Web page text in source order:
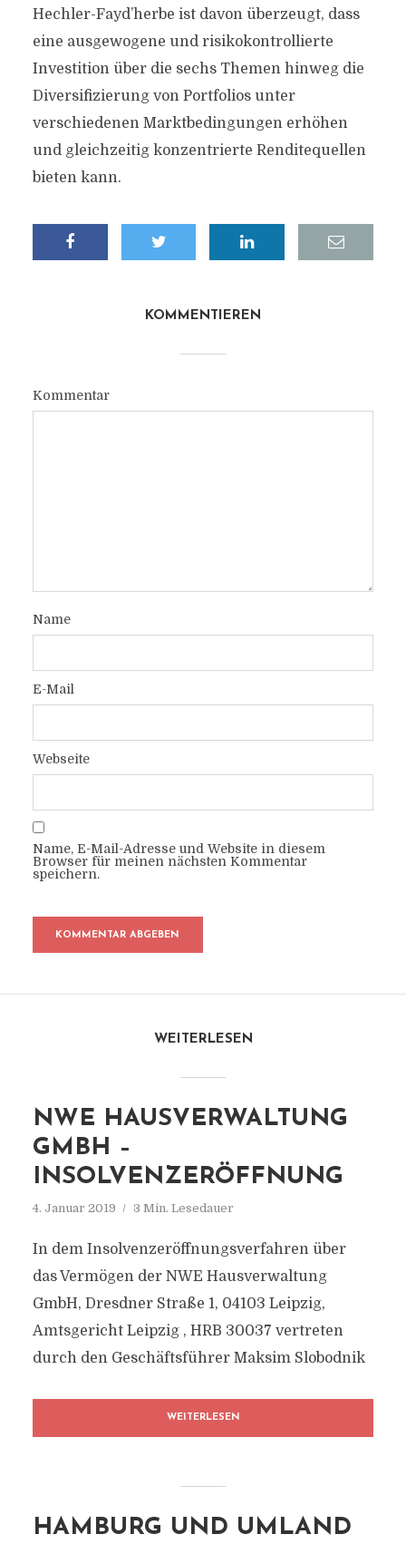
Hechler-Fayd’herbe ist davon überzeugt, dass
eine ausgewogene und risikokontrollierte
Investition über die sechs Themen hinweg die
Diversifizierung von Portfolios unter
verschiedenen Marktbedingungen erhöhen
und gleichzeitig konzentrierte Renditequellen
bieten kann.
KOMMENTIEREN
Kommentar
Name
E-Mail
Webseite
Name, E-Mail-Adresse und Website in diesem
Browser für meinen nächsten Kommentar
speichern.
WEITERLESEN
NWE HAUSVERWALTUNG
GMBH –
INSOLVENZERÖFFNUNG
4. Januar 2019 3 Min. Lesedauer
In dem Insolvenzeröffnungsverfahren über
das Vermögen der NWE Hausverwaltung
GmbH, Dresdner Straße 1, 04103 Leipzig,
Amtsgericht Leipzig , HRB 30037 vertreten
durch den Geschäftsführer Maksim Slobodnik
WEITERLESEN
HAMBURG UND UMLAND